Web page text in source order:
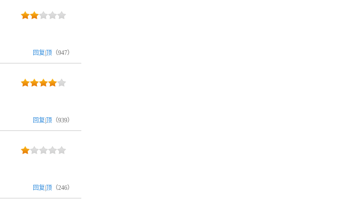
回复 顶 （947）
回复 顶 （939）
回复 顶 （246）